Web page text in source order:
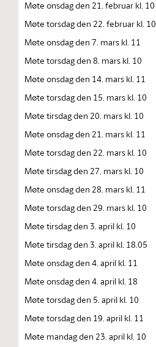
Møte onsdag den 21. februar kl. 10
Møte torsdag den 22. februar kl. 10
Møte onsdag den 7. mars kl. 11
Møte torsdag den 8. mars kl. 10
Møte onsdag den 14. mars kl. 11
Møte torsdag den 15. mars kl. 10
Møte tirsdag den 20. mars kl. 10
Møte onsdag den 21. mars kl. 11
Møte torsdag den 22. mars kl. 10
Møte tirsdag den 27. mars kl. 10
Møte onsdag den 28. mars kl. 11
Møte torsdag den 29. mars kl. 10
Møte tirsdag den 3. april kl. 10
Møte tirsdag den 3. april kl. 18.05
Møte onsdag den 4. april kl. 11
Møte onsdag den 4. april kl. 18
Møte torsdag den 5. april kl. 10
Møte torsdag den 19. april kl. 11
Møte mandag den 23. april kl. 10